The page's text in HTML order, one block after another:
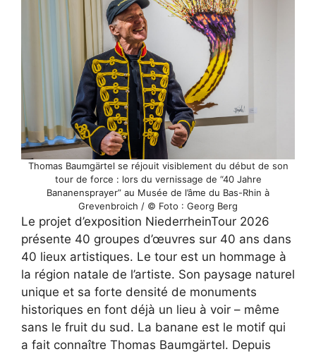
Thomas Baumgärtel se réjouit visiblement du début de son
tour de force : lors du vernissage de “40 Jahre
Bananensprayer” au Musée de l’âme du Bas-Rhin à
Grevenbroich / © Foto : Georg Berg
Le projet d’exposition NiederrheinTour 2026
présente 40 groupes d’œuvres sur 40 ans dans
40 lieux artistiques. Le tour est un hommage à
la région natale de l’artiste. Son paysage naturel
unique et sa forte densité de monuments
historiques en font déjà un lieu à voir – même
sans le fruit du sud. La banane est le motif qui
a fait connaître Thomas Baumgärtel. Depuis